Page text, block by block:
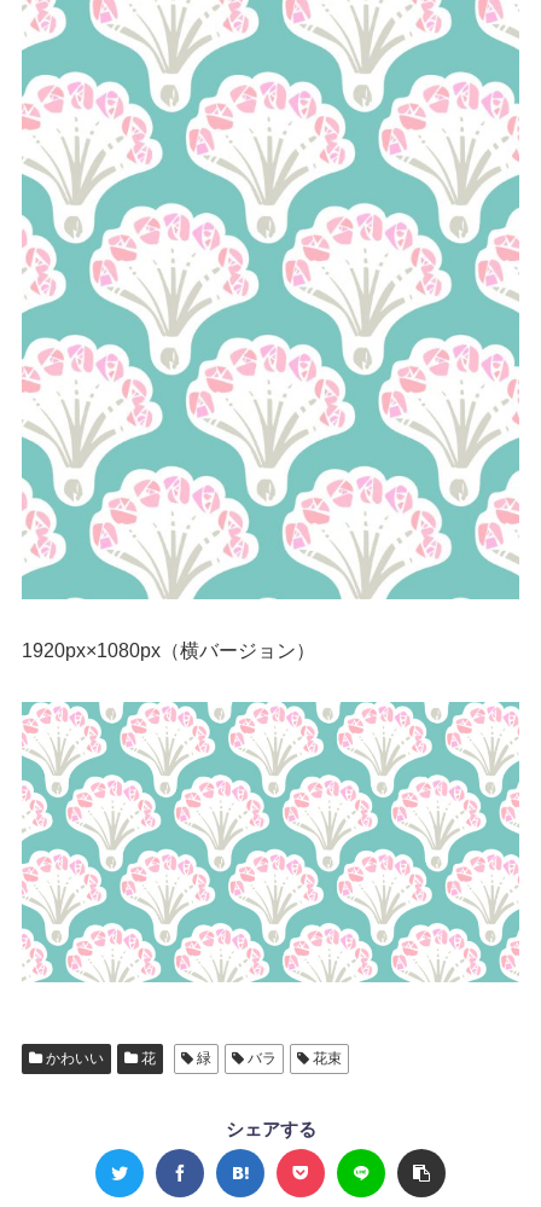
1920px×1080px（横バージョン）
かわいい 花 緑 バラ 花束
シェアする